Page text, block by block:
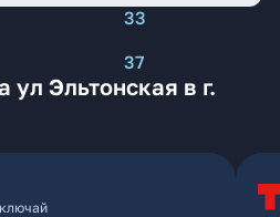
33
37
Эльтонская в г.